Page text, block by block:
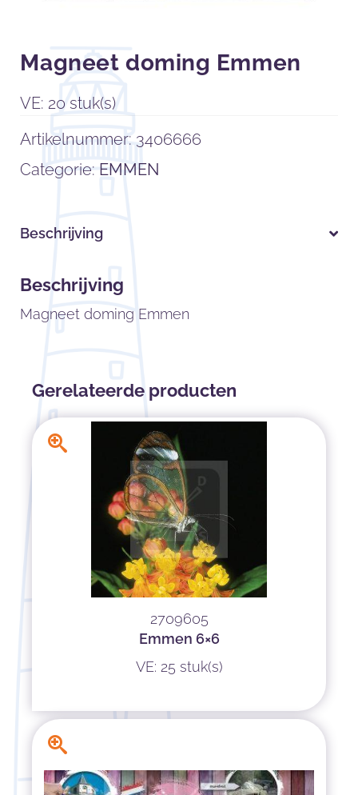
Magneet doming Emmen
VE: 20 stuk(s)
Artikelnummer: 3406666
Categorie: EMMEN
Beschrijving
Beschrijving
Magneet doming Emmen
Gerelateerde producten
2709605
Emmen 6×6
VE: 25 stuk(s)